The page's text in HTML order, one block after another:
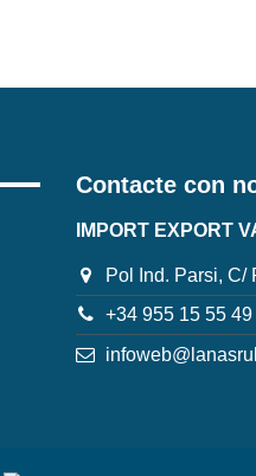
Contacte con
IMPORT EXPORT
Pol Ind. Parsi, C/
+34 955 15 55 49